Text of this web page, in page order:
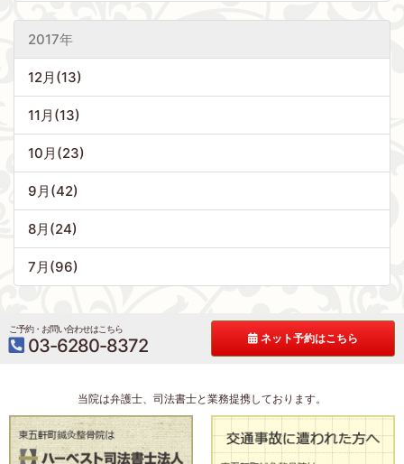
2017年
12月(13)
11月(13)
10月(23)
9月(42)
8月(24)
7月(96)
ご予約・お問い合わせはこちら
03-6280-8372 ネット予約はこちら
当院は弁護士、司法書士と業務提携しております。